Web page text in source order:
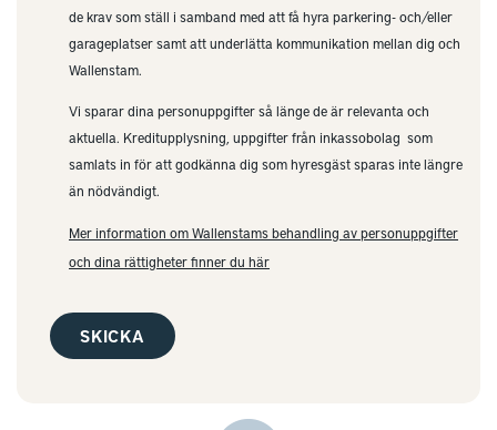
de krav som ställ i samband med att få hyra parkering- och/eller
garageplatser samt att underlätta kommunikation mellan dig och
Wallenstam.
Vi sparar dina personuppgifter så länge de är relevanta och
aktuella. Kreditupplysning, uppgifter från inkassobolag som
samlats in för att godkänna dig som hyresgäst sparas inte längre
än nödvändigt.
Mer information om Wallenstams behandling av personuppgifter
och dina rättigheter finner du här